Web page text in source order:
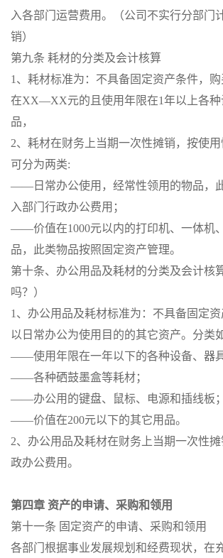
入各部门运营费用。（公司不实行分部门
销）
第九条 耗材的分类及会计核算
1、耗材标准为：不具备固定资产条件，
在XX—XX元的且使用年限在1年以上各种
品，
2、耗材在财务上当期一次性摊销，按使
可分为两类:
——日常办公使用，经常性领用的物品，
入部门行政办公费用；
——价值在1000元以内的打印机、一体机
品，此类物品按照固定资产管理。
第十条、办公用品及耗材的分类及会计核
吗？）
1、办公用品及耗材标准为：不具备固定资
以日常办公为使用目的的其它资产。分类
——使用年限在一年以下的各种设备、器具
——各种硒鼓墨盒等耗材；
——办公用的键盘、鼠标、电源和插线板；
——价值在200元以下的其它用品。
2、办公用品及耗材在财务上当期一次性
政办公费用。
第四章 资产的申请、采购和领用
第十一条 固定资产的申请、采购和领用
各部门根据事业发展规划和经费现状，在